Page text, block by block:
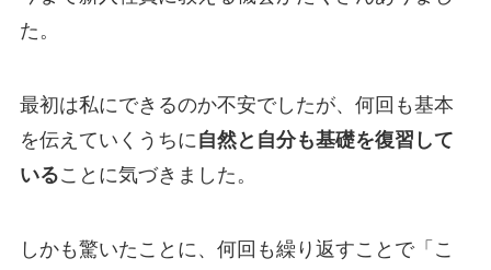
た。
最初は私にできるのか不安でしたが、何回も基本
を伝えていくうちに自然と自分も基礎を復習して
いることに気づきました。
しかも驚いたことに、何回も繰り返すことで「こ